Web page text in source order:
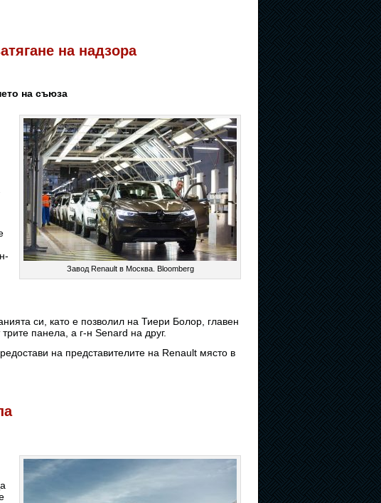
на надзора
на съюза
Завод Renault в Москва. Bloomberg
си, като е позволил на Тиери Болор, главен
панела, а г-н Senard на друг.
на представителите на Renault място в